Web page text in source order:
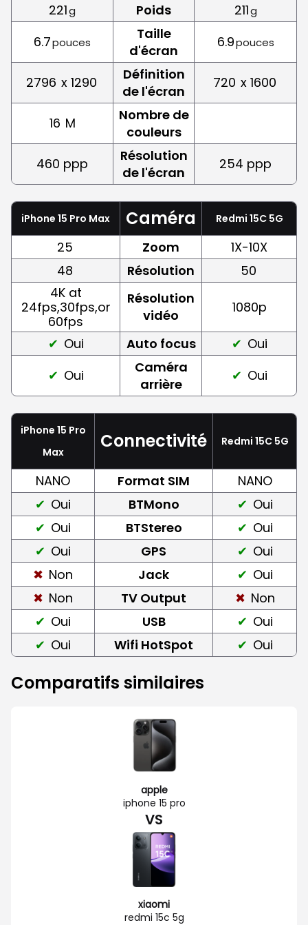
221g Poids 211g
6.7pouces
Taille
d'écran
6.9pouces
2796 x 1290
Définition
de l'écran
720 x 1600
16 M
Nombre de
couleurs
460 ppp
Résolution
de l'écran
254 ppp
iPhone 15 Pro Max Caméra Redmi 15C 5G
25 Zoom
1X-10X
48
Résolution
50
4K at
24fps,30fps,or
60fps
Résolution
vidéo
1080p
Oui Auto focus
Oui
Oui
Caméra
arrière
Oui
iPhone 15 Pro
Max
Connectivité Redmi 15C 5G
NANO Format SIM
NANO
Oui
BTMono
Oui
Oui
BTStereo
Oui
Oui
GPS
Oui
Non
Jack
Oui
Non
TV Output
Non
Oui
USB
Oui
Oui
Wifi HotSpot Oui
Comparatifs similaires
apple
iphone 15 pro
VS
xiaomi
redmi 15c 5g